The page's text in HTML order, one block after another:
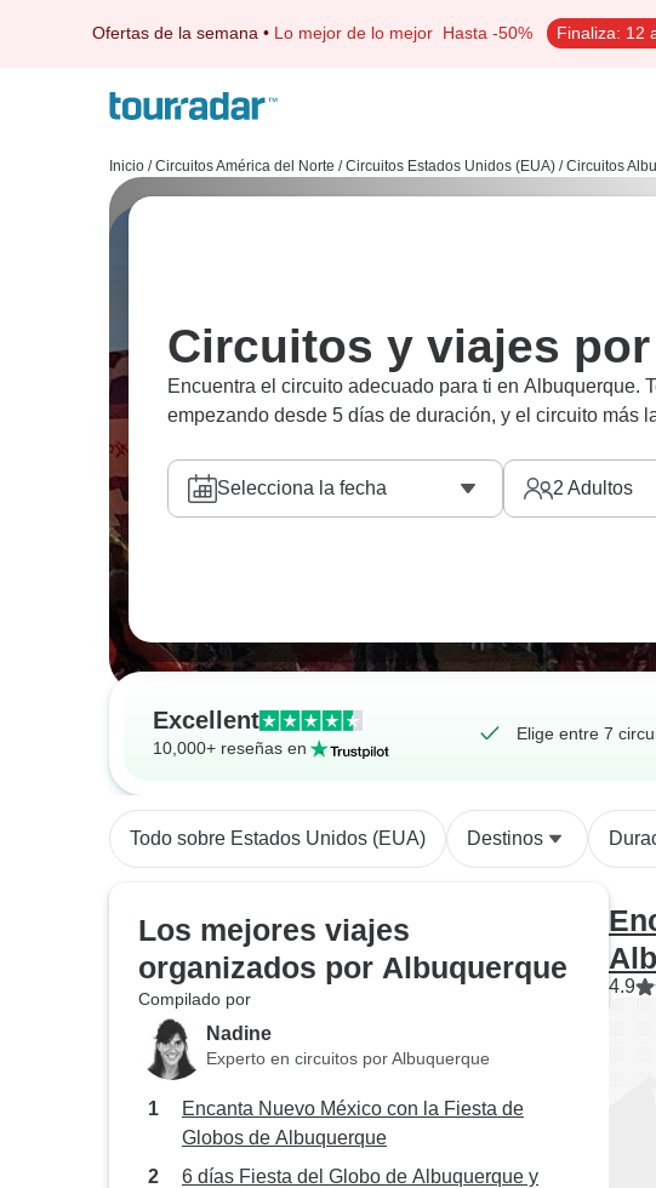
Ofertas de la semana • Lo mejor de lo mejor Hasta -50% Finaliza: 12
Inicio / Circuitos América del Norte / Circuitos Estados Unidos (EUA) / Circuitos
Circuitos y viajes
Encuentra el circuito adecuado para ti en Albuquerque.
empezando desde 5 días de duración, y el circuito más
Selecciona la fecha 2 Adultos
Excellent
10,000+ reseñas en
Elige entre 7
Todo sobre Estados Unidos (EUA) Destinos
Los mejores viajes
organizados por Albuquerque
Compilado por
Nadine
Experto en circuitos por Albuquerque
Encanta Nuevo México con la Fiesta de
Globos de Albuquerque
6 días Fiesta del Globo de Albuquerque y
4.9